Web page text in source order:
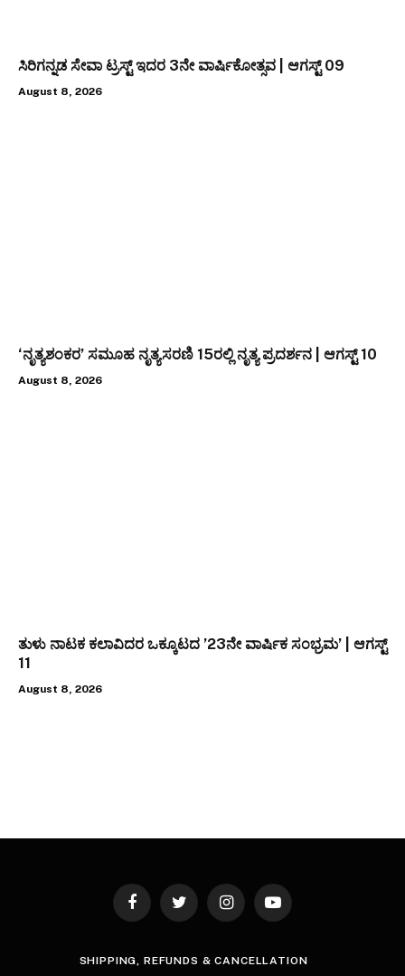
ಸಿರಿಗನ್ನಡ ಸೇವಾ ಟ್ರಸ್ಟ್ ಇದರ 3ನೇ ವಾರ್ಷಿಕೋತ್ಸವ | ಆಗಸ್ಟ್ 09
August 8, 2026
‘ನೃತ್ಯಶಂಕರ’ ಸಮೂಹ ನೃತ್ಯಸರಣಿ 15ರಲ್ಲಿ ನೃತ್ಯ ಪ್ರದರ್ಶನ | ಆಗಸ್ಟ್ 10
August 8, 2026
ತುಳು ನಾಟಕ ಕಲಾವಿದರ ಒಕ್ಕೂಟದ ’23ನೇ ವಾರ್ಷಿಕ ಸಂಭ್ರಮ’ | ಆಗಸ್ಟ್
11
August 8, 2026
FacebookTwitter InstagramYouTube
SHIPPING, REFUNDS & CANCELLATION